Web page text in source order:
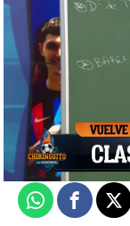
El Chiringuito
Actualizado:
Publicado:10
Whatsapp X